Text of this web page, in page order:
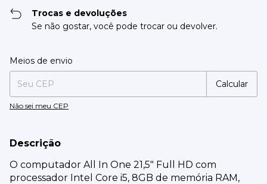
Trocas e devoluções
Se não gostar, você pode trocar ou devolver.
Entregas para o CEP:
Meios de envio
Calcular
Não sei meu CEP
Descrição
O computador All In One 21,5" Full HD com
processador Intel Core i5, 8GB de memória RAM,